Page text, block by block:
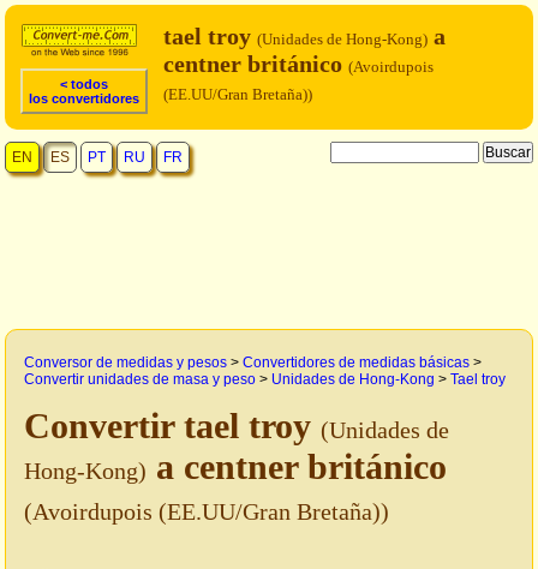
< todos
los convertidores
tael troy (Unidades de Hong-Kong) a
centner británico (Avoirdupois
(EE.UU/Gran Bretaña))
EN ES PT RU FR
Conversor de medidas y pesos > Convertidores de medidas básicas >
Convertir unidades de masa y peso > Unidades de Hong-Kong > Tael troy
Convertir tael troy (Unidades de
Hong-Kong) a centner británico
(Avoirdupois (EE.UU/Gran Bretaña))